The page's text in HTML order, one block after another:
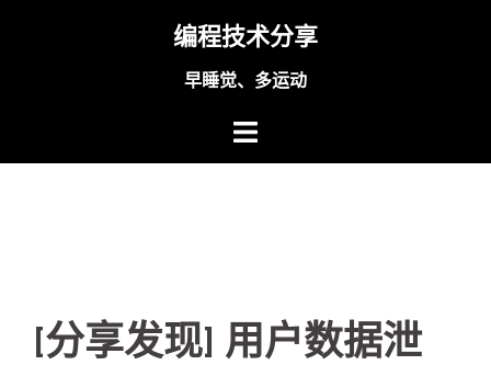
编程技术分享
早睡觉、多运动
[分享发现] 用户数据泄